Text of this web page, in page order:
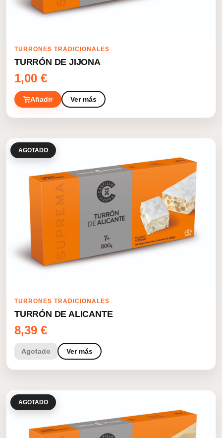
TURRONES TRADICIONALES
TURRÓN DE JIJONA
1,00 €
Añadir Ver más
AGOTADO
TURRONES TRADICIONALES
TURRÓN DE ALICANTE
8,39 €
Agotado Ver más
AGOTADO